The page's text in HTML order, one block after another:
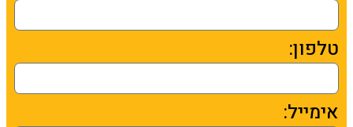
טלפון:
אימייל: